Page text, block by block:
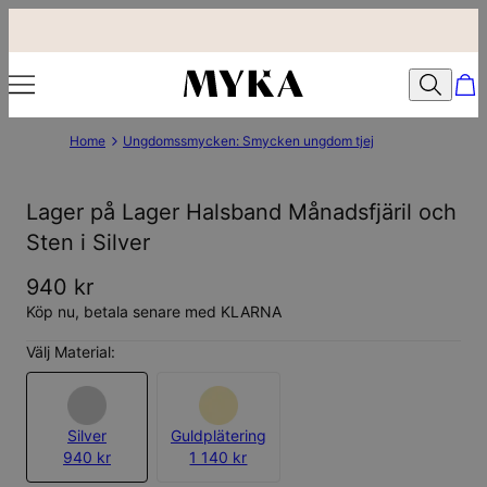
Home Ungdomssmycken: Smycken ungdom tjej
Lager på Lager Halsband Månadsfjäril och
Sten i Silver
940 kr
Köp nu, betala senare med KLARNA
Välj Material:
Silver
940 kr
Guldplätering
1 140 kr